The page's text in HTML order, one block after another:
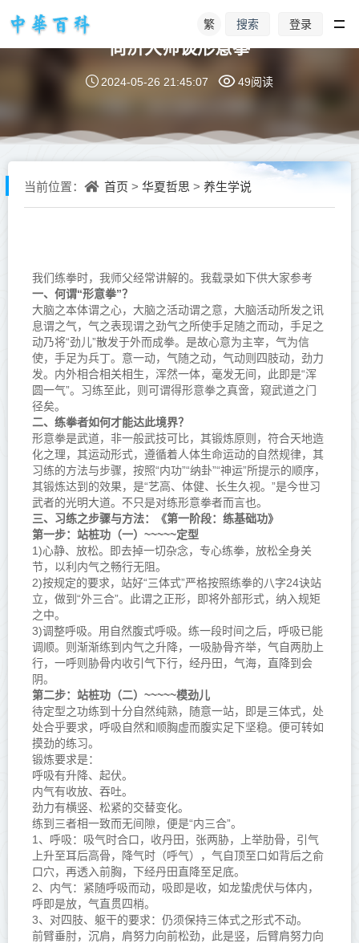
繁 搜索 登录
尚济大师谈形意拳
2024-05-26 21:45:07 49阅读
当前位置： 首页 > 华夏哲思 > 养生学说
我们练拳时，我师父经常讲解的。我载录如下供大家参考
一、何谓“形意拳”？
大脑之本体谓之心，大脑之活动谓之意，大脑活动所发之讯
息谓之气，气之表现谓之劲气之所使手足随之而动，手足之
动乃将“劲儿”散发于外而成拳。是故心意为主宰，气为信
使，手足为兵丁。意一动，气随之动，气动则四肢动，劲力
发。内外相合相关相生，浑然一体，毫发无间，此即是“浑
圆一气”。习练至此，则可谓得形意拳之真啻，窥武道之门
径矣。
二、练拳者如何才能达此境界？
形意拳是武道，非一般武技可比，其锻炼原则，符合天地造
化之理，其运动形式，遵循着人体生命运动的自然规律，其
习练的方法与步骤，按照“内功”“纳卦”“神运”所提示的顺序，
其锻炼达到的效果，是“艺高、体健、长生久视。”是今世习
武者的光明大道。不只是对练形意拳者而言也。
三、习练之步骤与方法：《第一阶段：练基础功》
第一步：站桩功（一）~~~~~定型
1)心静、放松。即去掉一切杂念，专心练拳，放松全身关
节，以利内气之畅行无阻。
2)按规定的要求，站好“三体式”严格按照练拳的八字24诀站
立，做到“外三合”。此谓之正形，即将外部形式，纳入规矩
之中。
3)调整呼吸。用自然腹式呼吸。练一段时间之后，呼吸已能
调顺。则渐渐练到内气之升降，一吸胁骨齐举，气自两肋上
行，一呼则胁骨内收引气下行，经丹田，气海，直降到会
阴。
第二步：站桩功（二）~~~~~模劲儿
待定型之功练到十分自然纯熟，随意一站，即是三体式，处
处合乎要求，呼吸自然和顺胸虚而腹实足下坚稳。便可转如
摸劲的练习。
锻炼要求是：
呼吸有升降、起伏。
内气有收放、吞吐。
劲力有横竖、松紧的交替变化。
练到三者相一致而无间隙，便是“内三合”。
1、呼吸：吸气时合口，收丹田，张两胁，上举肋骨，引气
上升至耳后高骨，降气时（呼气），气自顶至口如背后之俞
口穴，再透入前胸，下经丹田直降至足底。
2、内气：紧随呼吸而动，吸即是收，如龙蛰虎伏与体内，
呼即是放，气直贯四梢。
3、对四肢、躯干的要求：仍须保持三体式之形式不动。
前臂垂肘，沉肩，肩努力向前松劲，此是竖，后臂肩努力向